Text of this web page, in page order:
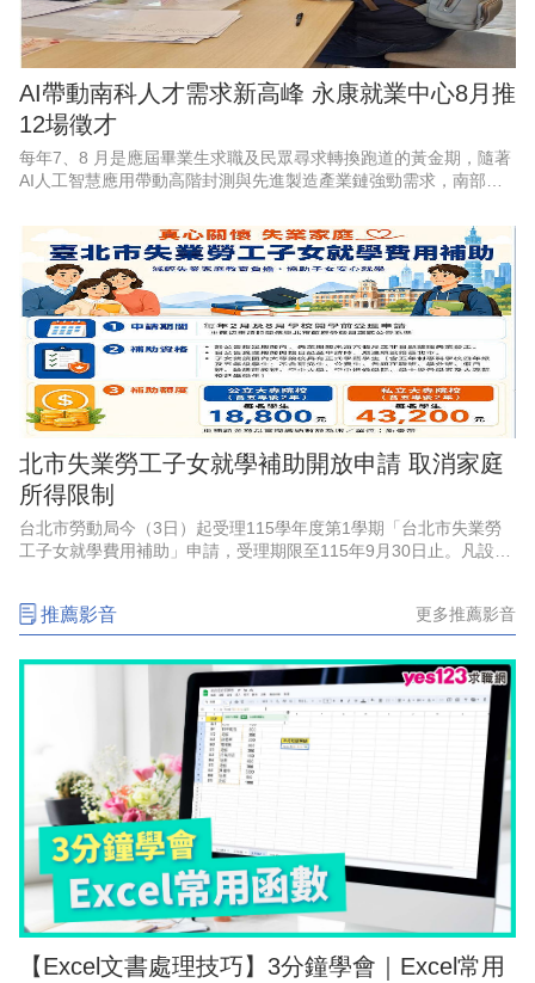
AI帶動南科人才需求新高峰 永康就業中心8月推
12場徵才
每年7、8 月是應屆畢業生求職及民眾尋求轉換跑道的黃金期，隨著
AI人工智慧應用帶動高階封測與先進製造產業鏈強勁需求，南部科
發展署雲嘉南分署永康
北市失業勞工子女就學補助開放申請 取消家庭
所得限制
台北市勞動局今（3日）起受理115學年度第1學期「台北市失業勞
工子女就學費用補助」申請，受理期限至115年9月30日止。凡設籍
推薦影音 更多推薦影音
【Excel文書處理技巧】3分鐘學會｜Excel常用